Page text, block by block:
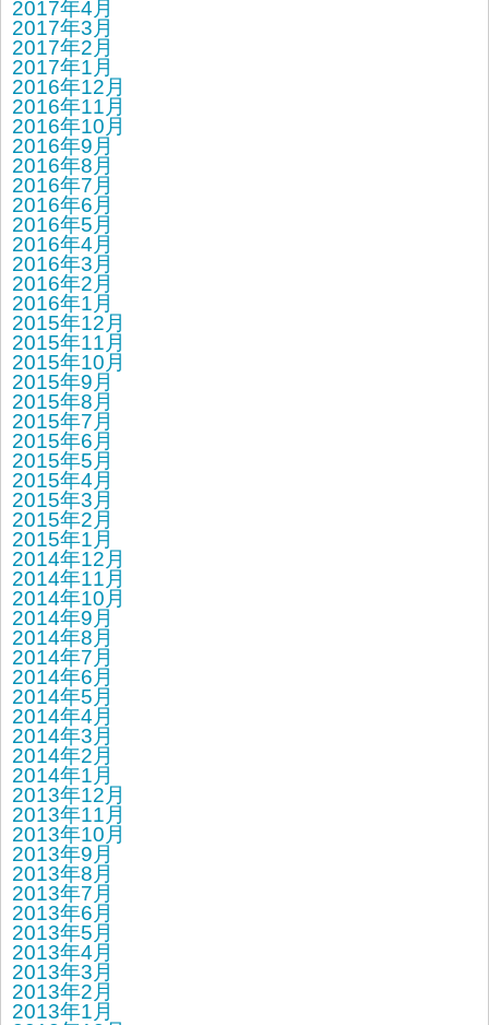
2017年4月
2017年3月
2017年2月
2017年1月
2016年12月
2016年11月
2016年10月
2016年9月
2016年8月
2016年7月
2016年6月
2016年5月
2016年4月
2016年3月
2016年2月
2016年1月
2015年12月
2015年11月
2015年10月
2015年9月
2015年8月
2015年7月
2015年6月
2015年5月
2015年4月
2015年3月
2015年2月
2015年1月
2014年12月
2014年11月
2014年10月
2014年9月
2014年8月
2014年7月
2014年6月
2014年5月
2014年4月
2014年3月
2014年2月
2014年1月
2013年12月
2013年11月
2013年10月
2013年9月
2013年8月
2013年7月
2013年6月
2013年5月
2013年4月
2013年3月
2013年2月
2013年1月